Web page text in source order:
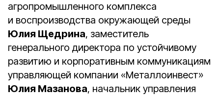
агропромышленного комплекса
и воспроизводства окружающей среды
Юлия Щедрина, заместитель
генерального директора по устойчивому
развитию и корпоративным коммуникациям
управляющей компании «Металлоинвест»
Юлия Мазанова, начальник управления